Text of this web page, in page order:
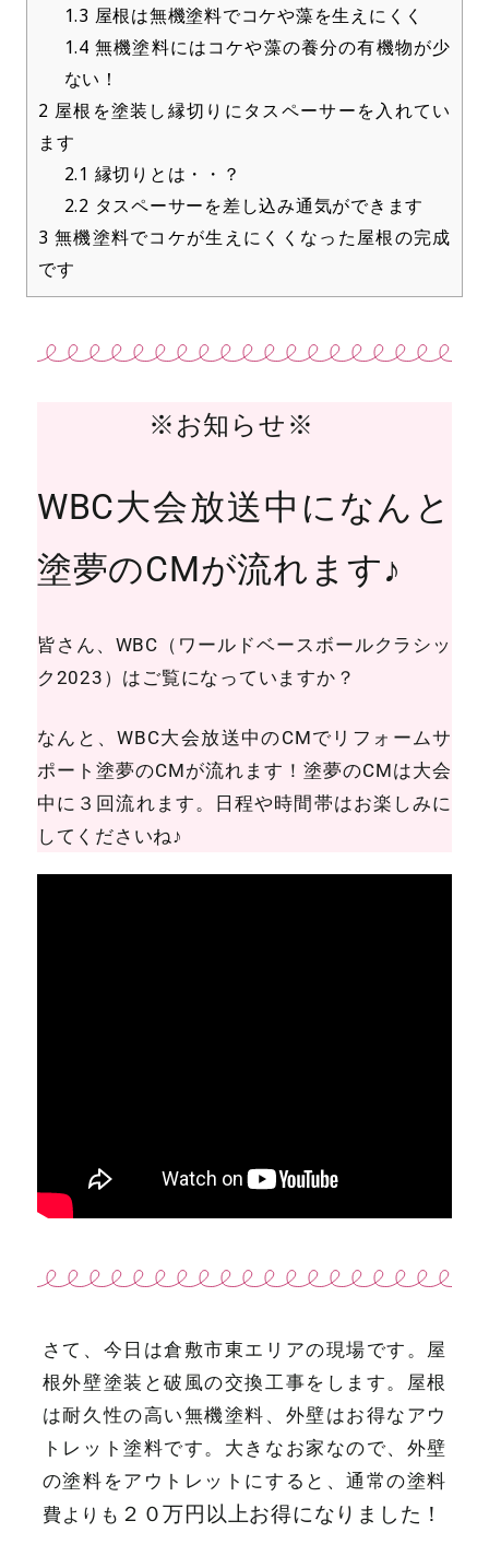
1.3 屋根は無機塗料でコケや藻を生えにくく
1.4 無機塗料にはコケや藻の養分の有機物が少
ない！
2 屋根を塗装し縁切りにタスペーサーを入れてい
ます
2.1 縁切りとは・・？
2.2 タスペーサーを差し込み通気ができます
3 無機塗料でコケが生えにくくなった屋根の完成
です
※お知らせ※
WBC大会放送中になんと
塗夢のCMが流れます♪
皆さん、WBC（ワールドベースボールクラシッ
ク2023）はご覧になっていますか？
なんと、WBC大会放送中のCMでリフォームサ
ポート塗夢のCMが流れます！塗夢のCMは大会
中に３回流れます。日程や時間帯はお楽しみに
してくださいね♪
さて、今日は倉敷市東エリアの現場です。屋
根外壁塗装と破風の交換工事をします。屋根
は耐久性の高い無機塗料、外壁はお得なアウ
トレット塗料です。大きなお家なので、外壁
の塗料をアウトレットにすると、通常の塗料
費よりも ２０万円以上お得になりました！